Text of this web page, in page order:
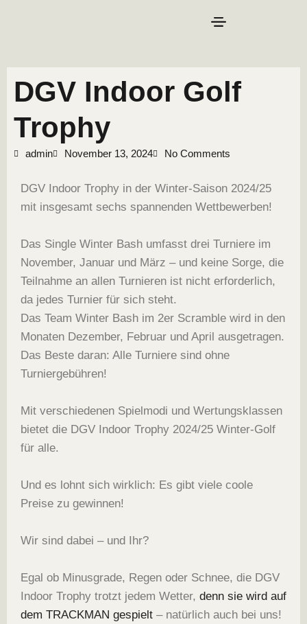
DGV Indoor Golf
Trophy
admin November 13, 2024 No Comments
DGV Indoor Trophy in der Winter-Saison 2024/25
mit insgesamt sechs spannenden Wettbewerben!
Das Single Winter Bash umfasst drei Turniere im
November, Januar und März – und keine Sorge, die
Teilnahme an allen Turnieren ist nicht erforderlich,
da jedes Turnier für sich steht.
Das Team Winter Bash im 2er Scramble wird in den
Monaten Dezember, Februar und April ausgetragen.
Das Beste daran: Alle Turniere sind ohne
Turniergebühren!
Mit verschiedenen Spielmodi und Wertungsklassen
bietet die DGV Indoor Trophy 2024/25 Winter-Golf
für alle.
Und es lohnt sich wirklich: Es gibt viele coole
Preise zu gewinnen!
Wir sind dabei – und Ihr?
Egal ob Minusgrade, Regen oder Schnee, die DGV
Indoor Trophy trotzt jedem Wetter, denn sie wird auf
dem TRACKMAN gespielt – natürlich auch bei uns!